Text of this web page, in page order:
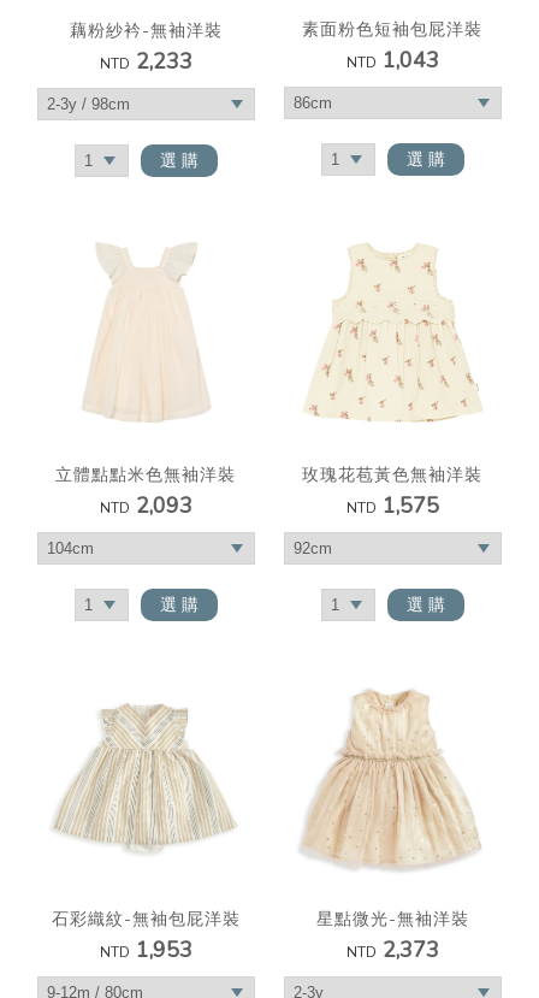
藕粉紗衿-無袖洋裝
NTD 2,233
選 購
素面粉色短袖包屁洋裝
NTD 1,043
選 購
立體點點米色無袖洋裝
NTD 2,093
選 購
玫瑰花苞黃色無袖洋裝
NTD 1,575
選 購
石彩織紋-無袖包屁洋裝
NTD 1,953
星點微光-無袖洋裝
NTD 2,373